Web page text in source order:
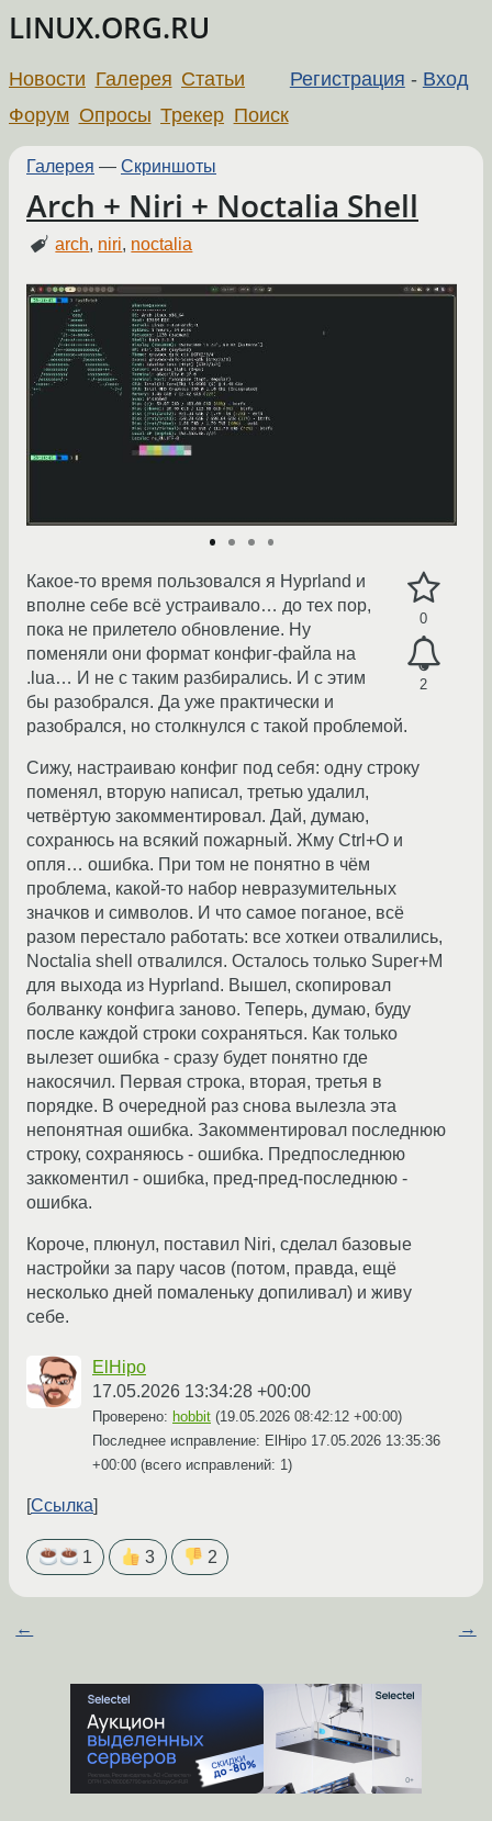
LINUX.ORG.RU
Регистрация - Вход
Новости Галерея Статьи
Форум Опросы Трекер Поиск
Галерея — Скриншоты
Arch + Niri + Noctalia Shell
arch, niri, noctalia
0
2
Какое-то время пользовался я Hyprland и
вполне себе всё устраивало… до тех пор,
пока не прилетело обновление. Ну
поменяли они формат конфиг-файла на
.lua… И не с таким разбирались. И с этим
бы разобрался. Да уже практически и
разобрался, но столкнулся с такой проблемой.
Сижу, настраиваю конфиг под себя: одну строку
поменял, вторую написал, третью удалил,
четвёртую закомментировал. Дай, думаю,
сохранюсь на всякий пожарный. Жму Ctrl+O и
опля… ошибка. При том не понятно в чём
проблема, какой-то набор невразумительных
значков и символов. И что самое поганое, всё
разом перестало работать: все хоткеи отвалились,
Noctalia shell отвалился. Осталось только Super+M
для выхода из Hyprland. Вышел, скопировал
болванку конфига заново. Теперь, думаю, буду
после каждой строки сохраняться. Как только
вылезет ошибка - сразу будет понятно где
накосячил. Первая строка, вторая, третья в
порядке. В очередной раз снова вылезла эта
непонятная ошибка. Закомментировал последнюю
строку, сохраняюсь - ошибка. Предпоследнюю
заккоментил - ошибка, пред-пред-последнюю -
ошибка.
Короче, плюнул, поставил Niri, сделал базовые
настройки за пару часов (потом, правда, ещё
несколько дней помаленьку допиливал) и живу
себе.
ElHipo
17.05.2026 13:34:28 +00:00
Проверено: hobbit (19.05.2026 08:42:12 +00:00)
Последнее исправление: ElHipo 17.05.2026 13:35:36
+00:00 (всего исправлений: 1)
Ссылка
1 3 2
← →